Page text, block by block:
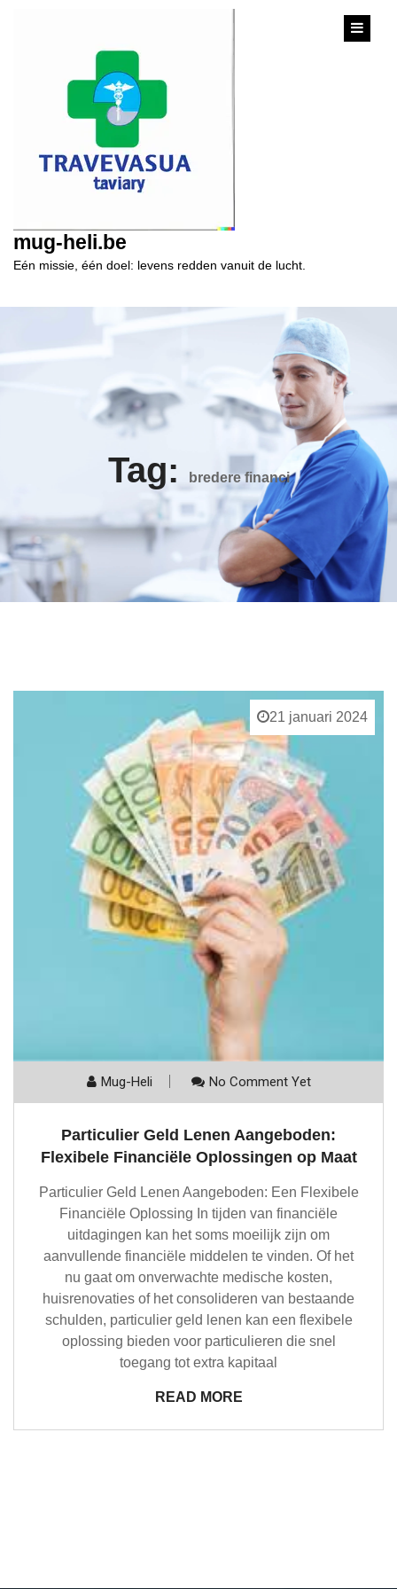
mug-heli.be
Eén missie, één doel: levens redden vanuit de lucht.
Tag: bredere financi
21 januari 2024
Mug-Heli No Comment Yet
Particulier Geld Lenen Aangeboden:
Flexibele Financiële Oplossingen op Maat
Particulier Geld Lenen Aangeboden: Een Flexibele
Financiële Oplossing In tijden van financiële
uitdagingen kan het soms moeilijk zijn om
aanvullende financiële middelen te vinden. Of het
nu gaat om onverwachte medische kosten,
huisrenovaties of het consolideren van bestaande
schulden, particulier geld lenen kan een flexibele
oplossing bieden voor particulieren die snel
toegang tot extra kapitaal
READ MORE